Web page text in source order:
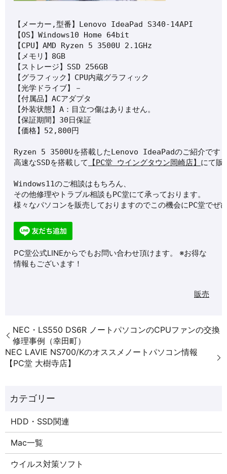
【メーカー,型番】Lenovo IdeaPad S340-14API
【OS】Windows10 Home 64bit
【CPU】AMD Ryzen 5 3500U 2.1GHz
【メモリ】8GB
【ストレージ】SSD 256GB
【グラフィック】CPU内蔵グラフィック
【光学ドライブ】－
【付属品】ACアダプタ
【外装状態】A：目立つ傷はありません。
【保証期間】30日保証
【価格】52,800円
Ryzen 5 3500Uを搭載したLenovo IdeaPadのご紹介です
高速なSSDを搭載して
【PC堂 ウイングタウン岡崎店】 にて販
Windows11のご相談はもちろん、
その他修理やトラブル相談もPC堂にて承っております。
様々なパソコンを販売しておりますのでこの機会にPC堂でぜ
PC堂公式LINEからでもお問い合わせ頂けます。 ※お得な
情報もございます！
販売
NEC・LS550 DS6R ノートパソコンのCPUファンの交換
修理事例（幸田町）
NEC LAVIE NS700/Kのオススメノートパソコン情報
【PC堂 大樹寺店】
HDD・SSD関連
Mac一覧
ウイルス対策ソフト